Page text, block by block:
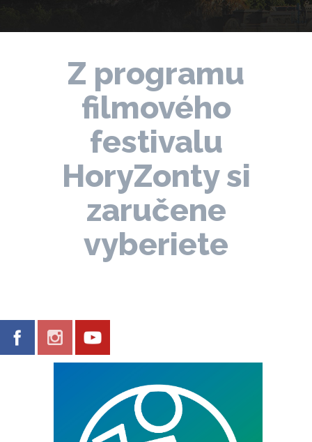
Z programu
filmového
festivalu
HoryZonty si
zaručene
vyberiete